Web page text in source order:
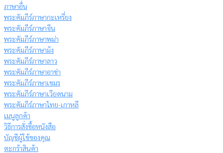
ภาษาอื่น
พระคัมภีร์ภาษากะเหรี่ยง
พระคัมภีร์ภาษาจีน
พระคัมภีร์ภาษาพม่า
พระคัมภีร์ภาษาม้ง
พระคัมภีร์ภาษาลาว
พระคัมภีร์ภาษาอาข่า
พระคัมภีร์ภาษาเขมร
พระคัมภีร์ภาษาเวียดนาม
พระคัมภีร์ภาษาไทย-เกาหลี
เมนูลูกค้า
วิธีการสั่งซื้อหนังสือ
บัญชีผู้ใช้ของคุณ
ตะกร้าสินค้า